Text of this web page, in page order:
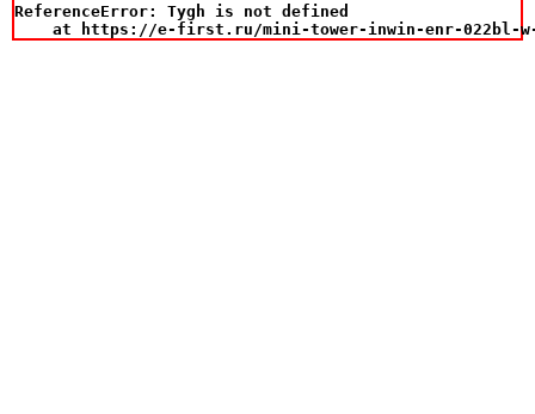
ReferenceError: Tygh is not defined
at https://e-first.ru/mini-tower-inwin-enr-022bl-